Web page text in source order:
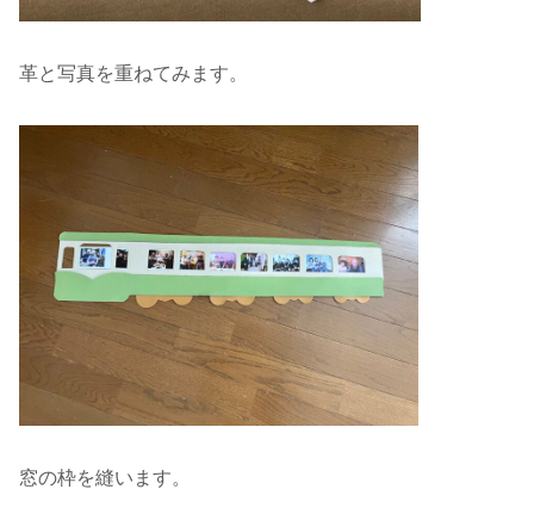
革と写真を重ねてみます。
窓の枠を縫います。